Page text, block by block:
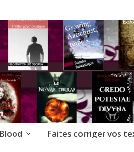
Faites corriger vos